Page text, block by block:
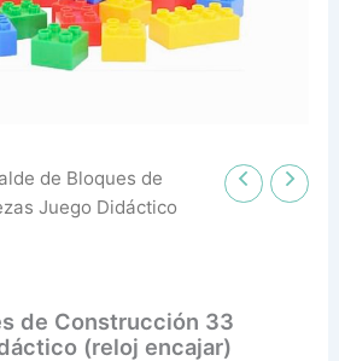
de Bloques de
Juego Didáctico
de Construcción 33
(reloj encajar)